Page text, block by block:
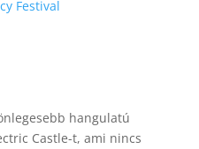
Festival
hangulatú
Castle-t, ami nincs